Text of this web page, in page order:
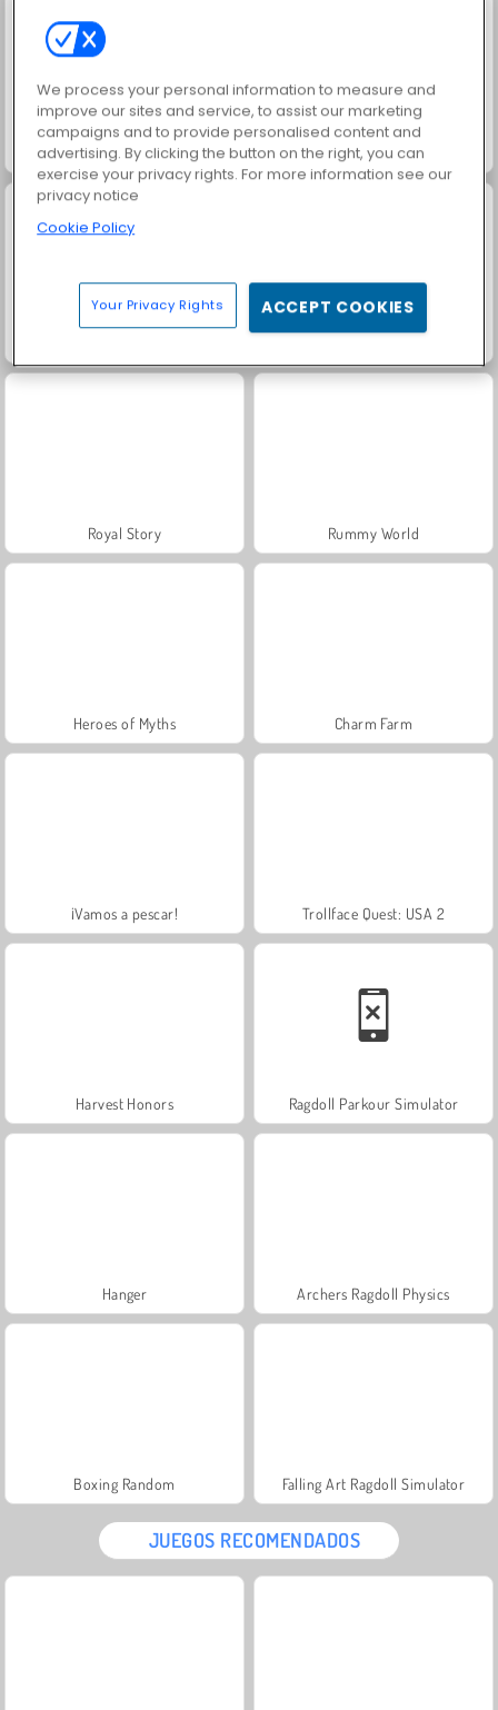
Fashion Princess - Dress Up for Girls Masha and the Bear: Meadows
Royal Story Rummy World
Heroes of Myths Charm Farm
¡Vamos a pescar! Trollface Quest: USA 2
Harvest Honors Ragdoll Parkour Simulator
Hanger Archers Ragdoll Physics
Boxing Random Falling Art Ragdoll Simulator
JUEGOS RECOMENDADOS
We process your personal information to measure and
improve our sites and service, to assist our marketing
campaigns and to provide personalised content and
advertising. By clicking the button on the right, you can
exercise your privacy rights. For more information see our
privacy notice
Cookie Policy
Your Privacy Rights ACCEPT COOKIES